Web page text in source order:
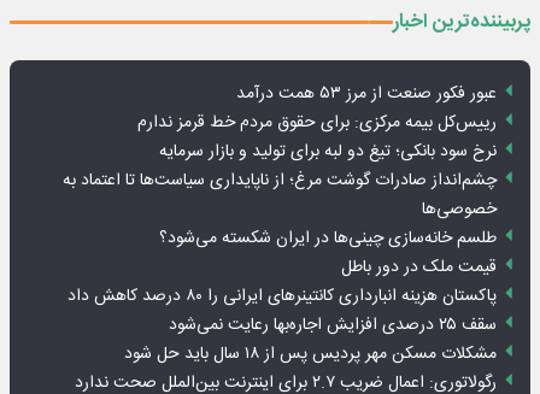
پربیننده‌ترین اخبار
عبور فکور صنعت از مرز ۵۳ همت درآمد
رییس‌کل بیمه مرکزی: برای حقوق مردم خط قرمز ندارم
نرخ سود بانکی؛ تیغ دو لبه برای تولید و بازار سرمایه
چشم‌انداز صادرات گوشت مرغ؛ از ناپایداری سیاست‌ها تا اعتماد به
خصوصی‌ها
طلسم خانه‌سازی چینی‌ها در ایران شکسته می‌شود؟
قیمت ملک در دور باطل
پاکستان هزینه انبارداری کانتینرهای ایرانی را ۸۰ درصد کاهش داد
سقف ۲۵ درصدی افزایش اجاره‌بها رعایت نمی‌شود
مشکلات مسکن مهر پردیس پس از ۱۸ سال باید حل شود
رگولاتوری: اعمال ضریب ۲.۷ برای اینترنت بین‌الملل صحت ندارد